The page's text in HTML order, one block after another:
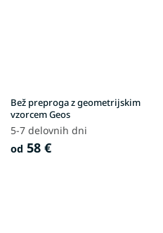
Bež preproga z geometrijskim
vzorcem Geos
5-7 delovnih dni
od 58 €